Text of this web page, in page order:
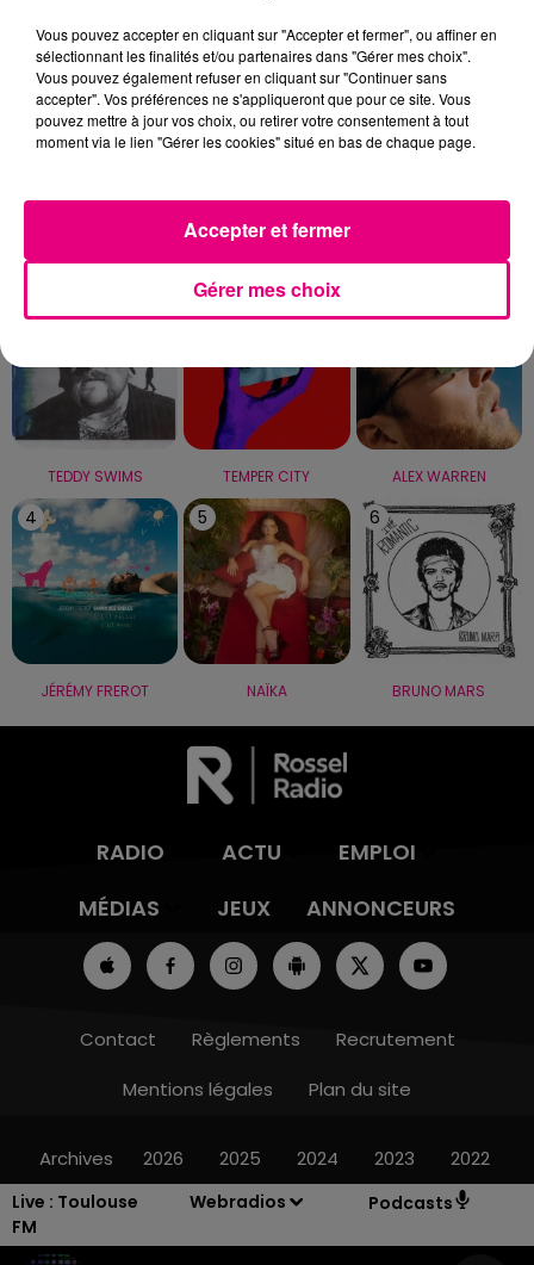
Live : Toulouse
FM
Webradios Podcasts
LE TOP
TEDDY SWIMS
2
TEMPER CITY ALEX WARREN
4
JÉRÉMY FREROT
5
NAÏKA
6
BRUNO MARS
RADIO ACTU
EMPLOI
MÉDIAS
JEUX ANNONCEURS
Contact Règlements
Recrutement
Mentions légales
Plan du site
Archives 2026 2025 2024 2023 2022
Vous pouvez accepter en cliquant sur "Accepter et fermer", ou affiner en
sélectionnant les finalités et/ou partenaires dans "Gérer mes choix".
Vous pouvez également refuser en cliquant sur "Continuer sans
accepter". Vos préférences ne s'appliqueront que pour ce site. Vous
pouvez mettre à jour vos choix, ou retirer votre consentement à tout
moment via le lien "Gérer les cookies" situé en bas de chaque page.
Gérer mes choix
Accepter et fermer